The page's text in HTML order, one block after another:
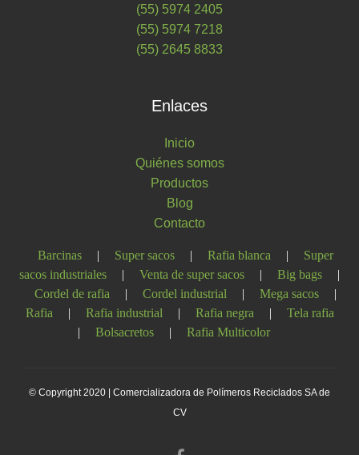
(55) 5974 2405
(55) 5974 7218
(55) 2645 8833
Enlaces
Inicio
Quiénes somos
Productos
Blog
Contacto
Barcinas | Super sacos | Rafia blanca |
Super
sacos industriales
| Venta de super sacos | Big bags
|
Cordel de rafia
| Cordel industrial | Mega sacos
|
Rafia
| Rafia industrial | Rafia negra |
Tela rafia
|
Bolsacretos | Rafia Multicolor
© Copyright 2020 | Comercializadora de Polímeros Reciclados SA de
CV